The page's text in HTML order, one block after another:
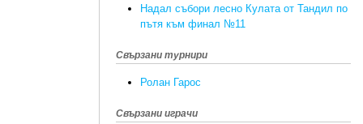
Надал събори лесно Кулата от Тандил по
пътя към финал №11
Свързани турнири
Ролан Гарос
Свързани играчи